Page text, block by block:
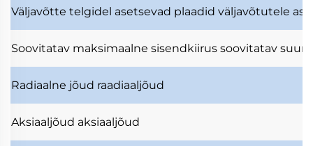
Väljavõtte telgidel asetsevad plaadid väljavõtutele
Soovitatav maksimaalne sisendkiirus soovitatav
Radiaalne jõud raadiaaljõud
Aksiaaljõud aksiaaljõud